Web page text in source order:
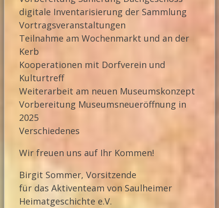
digitale Inventarisierung der Sammlung
Vortragsveranstaltungen
Teilnahme am Wochenmarkt und an der
Kerb
Kooperationen mit Dorfverein und
Kulturtreff
Weiterarbeit am neuen Museumskonzept
Vorbereitung Museumsneueröffnung in
2025
Verschiedenes
Wir freuen uns auf Ihr Kommen!
Birgit Sommer, Vorsitzende
für das Aktiventeam von Saulheimer
Heimatgeschichte e.V.